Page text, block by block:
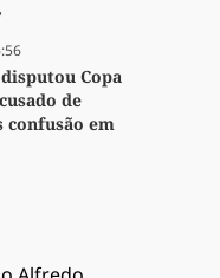
Copa
de
confusão em